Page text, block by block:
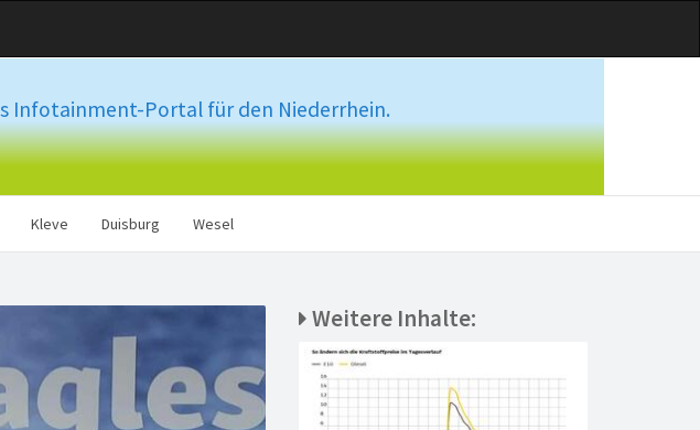
Infotainment-Portal für den Niederrhein.
Kleve Duisburg Wesel
Weitere Inhalte: